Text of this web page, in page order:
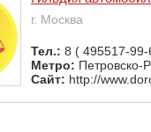
г. Москва
Тел.: 8 ( 495517-
Метро: Петровско-
Сайт: http://